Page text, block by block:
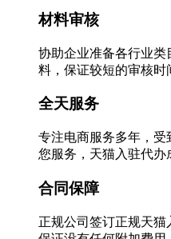
材料审核
协助企业准备各行业
料，保证较短的审核时
全天服务
专注电商服务多年，受
您服务，天猫入驻代办
合同保障
正规公司签订正规天猫